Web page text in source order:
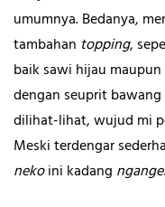
umumnya. Bedanya,
tambahan topping,
baik sawi hijau
dengan seuprit bawang
dilihat-lihat, wujud mi
Meski terdengar
nekoini kadang